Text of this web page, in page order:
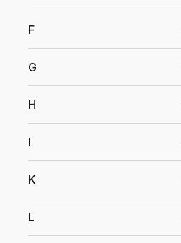
F
G
H
I
K
L